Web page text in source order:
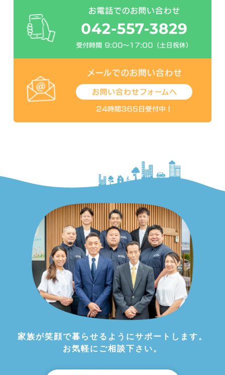
家族が笑顔で暮らせるようにサポートします。
お気軽にご相談下さい。